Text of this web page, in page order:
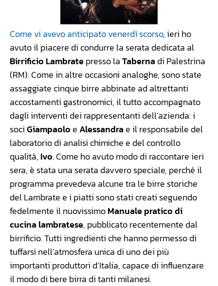
Come vi avevo anticipato venerdì scorso, ieri ho
avuto il piacere di condurre la serata dedicata al
Birrificio Lambratepresso laTaberna di Palestrina
(RM). Come in altre occasioni analoghe, sono state
assaggiate cinque birre abbinate ad altrettanti
accostamenti gastronomici, il tutto accompagnato
dagli interventi dei rappresentanti dell’azienda: i
sociGiampaolo eAlessandra e il responsabile del
laboratorio di analisi chimiche e del controllo
qualità, Ivo. Come ho avuto modo di raccontare ieri
sera, è stata una serata davvero speciale, perché il
programma prevedeva alcune tra le birre storiche
del Lambrate e i piatti sono stati creati seguendo
fedelmente il nuovissimoManuale pratico di
cucina lambratese, pubblicato recentemente dal
birrificio. Tutti ingredienti che hanno permesso di
tuffarsi nell’atmosfera unica di uno dei più
importanti produttori d’Italia, capace di influenzare
il modo di bere birra di tanti milanesi.